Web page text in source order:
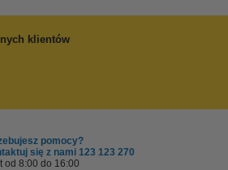
klientów
pomocy?
się z nami 123 123 270
od 8:00 do 16:00